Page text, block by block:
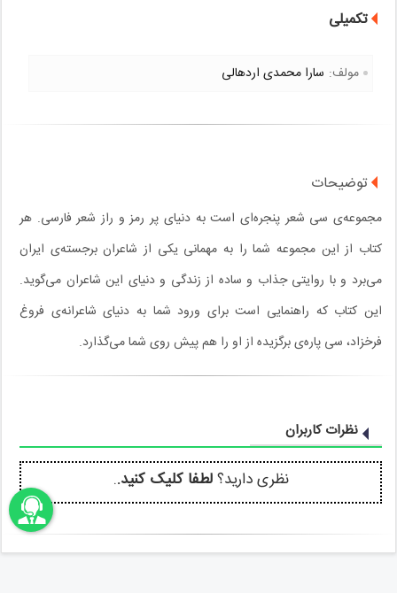
تکمیلی
مولف: سارا محمدی اردهالی
توضیحات
مجموعه‌ی سی شعر پنجره‌ای است به دنیای پر رمز و راز شعر فارسی. هر
کتاب از این مجموعه شما را به مهمانی یکی از شاعران برجسته‌ی ایران
می‌برد و با روایتی جذاب و ساده از زندگی و دنیای این شاعران می‌گوید.
این کتاب که راهنمایی است برای ورود شما به دنیای شاعرانه‌ی فروغ
فرخزاد، سی پاره‌ی برگزیده از او را هم پیش روی شما می‌گذارد.
نظرات کاربران
نظری دارید؟لطفا کلیک کنید..